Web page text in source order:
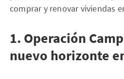
comprar y renovar viviendas
1. Operación
nuevo horizonte